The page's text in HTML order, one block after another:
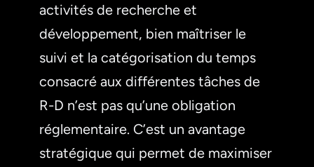
activités de recherche et
développement, bien maîtriser le
suivi et la catégorisation du temps
consacré aux différentes tâches de
R-D n’est pas qu’une obligation
réglementaire. C’est un avantage
stratégique qui permet de maximiser